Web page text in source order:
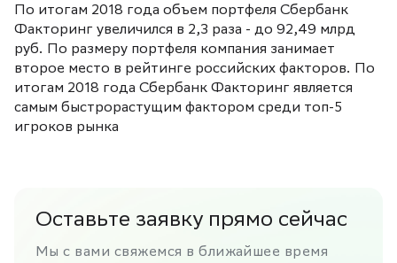
По итогам 2018 года объем портфеля Сбербанк
Факторинг увеличился в 2,3 раза - до 92,49 млрд
руб. По размеру портфеля компания занимает
второе место в рейтинге российских факторов. По
итогам 2018 года Сбербанк Факторинг является
самым быстрорастущим фактором среди топ-5
игроков рынка
Оставьте заявку прямо сейчас
Мы с вами свяжемся в ближайшее время